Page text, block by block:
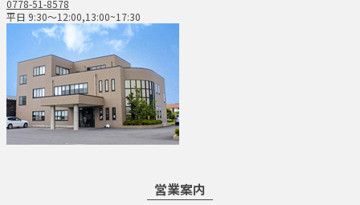
0778-51-8578
平日 9:30～12:00,13:00~17:30
営業案内